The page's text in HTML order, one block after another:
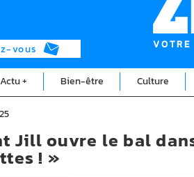
vous
Actu + Bien-être Culture
Jill ouvre le bal
! »